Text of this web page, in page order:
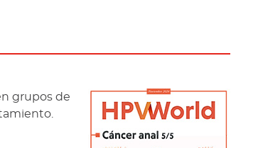
grupos de